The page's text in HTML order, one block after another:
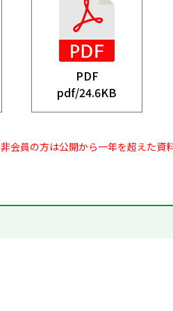
PDF
pdf/24.6KB
非会員の方は公開から一年を超えた資